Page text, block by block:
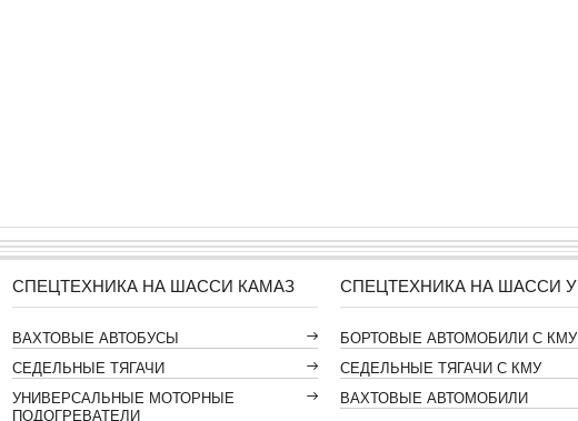
СПЕЦТЕХНИКА НА ШАССИ КАМАЗ
ВАХТОВЫЕ АВТОБУСЫ
СЕДЕЛЬНЫЕ ТЯГАЧИ
УНИВЕРСАЛЬНЫЕ МОТОРНЫЕ
ПОДОГРЕВАТЕЛИ
СПЕЦТЕХНИКА НА ШАССИ
БОРТОВЫЕ АВТОМОБИЛИ С КМУ
СЕДЕЛЬНЫЕ ТЯГАЧИ С КМУ
ВАХТОВЫЕ АВТОМОБИЛИ